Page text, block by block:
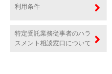
利用条件
特定受託業務従事者のハラ
スメント相談窓口について